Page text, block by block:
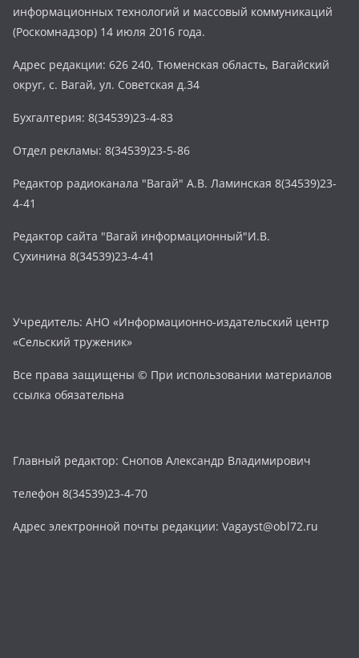
информационных технологий и массовый коммуникаций
(Роскомнадзор) 14 июля 2016 года.
Адрес редакции: 626 240, Тюменская область, Вагайский
округ, с. Вагай, ул. Советская д.34
Бухгалтерия: 8(34539)23-4-83
Отдел рекламы: 8(34539)23-5-86
Редактор радиоканала "Вагай" А.В. Ламинская 8(34539)23-
4-41
Редактор сайта "Вагай информационный"И.В.
Сухинина 8(34539)23-4-41
Учредитель: АНО «Информационно-издательский центр
«Сельский труженик»
Все права защищены © При использовании материалов
ссылка обязательна
Главный редактор: Снопов Александр Владимирович
телефон 8(34539)23-4-70
Адрес электронной почты редакции: Vagayst@obl72.ru